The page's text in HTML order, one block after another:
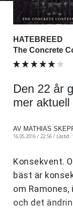
HATEBREED
The Concrete
Den 22 år
mer aktuell
AV MATHIAS
16.05.2016 / 22:56 / Lästid:
Konsekvent.
bäst är
om
och det